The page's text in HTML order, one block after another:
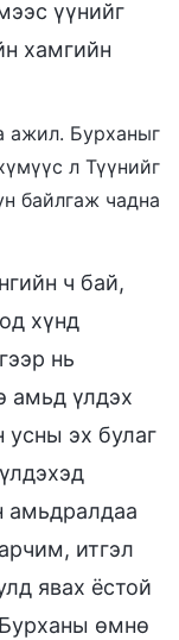
үүнийг
хамгийн
ажил. Бурханыг
л Түүнийг
байлгаж чадна
ч бай,
хүнд
нь
амьд үлдэх
эх булаг
амьдралдаа
итгэл
явах ёстой
өмнө